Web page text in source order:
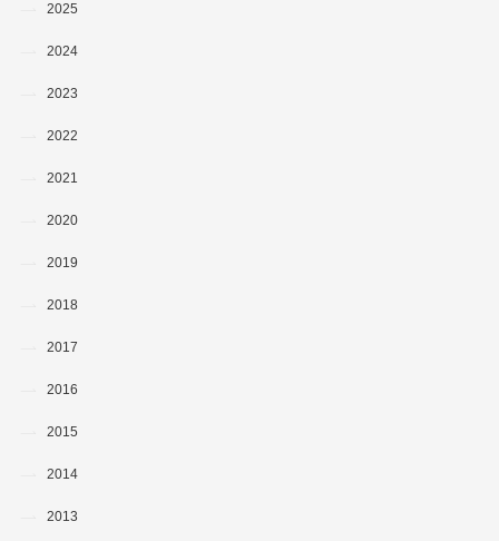
2025
2024
2023
2022
2021
2020
2019
2018
2017
2016
2015
2014
2013